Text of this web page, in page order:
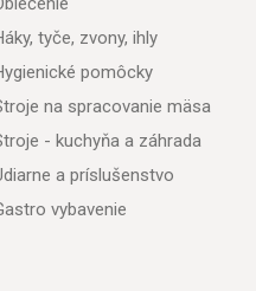
tyče, zvony, ihly
pomôcky
na spracovanie mäsa
- kuchyňa a záhrada
a príslušenstvo
vybavenie